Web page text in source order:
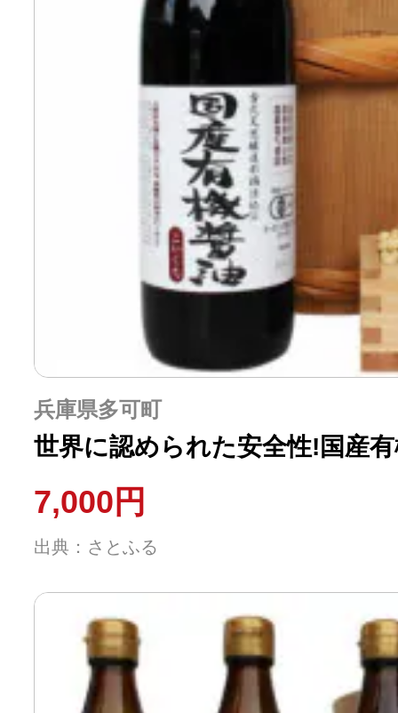
兵庫県多可町
世界に認められた安全性!国産
7,000円
出典：さとふる